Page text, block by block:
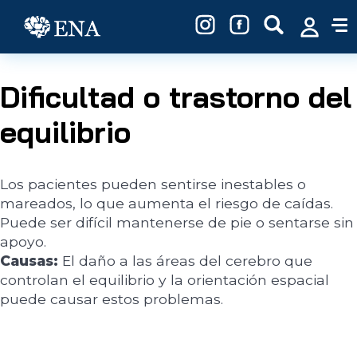
Dificultad o trastorno del
equilibrio
Los pacientes pueden sentirse inestables o
mareados, lo que aumenta el riesgo de caídas.
Puede ser difícil mantenerse de pie o sentarse sin
apoyo.
Causas: El daño a las áreas del cerebro que
controlan el equilibrio y la orientación espacial
puede causar estos problemas.